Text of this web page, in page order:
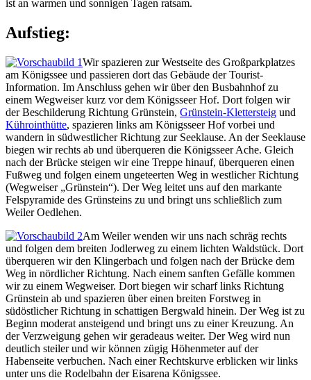
ist an warmen und sonnigen Tagen ratsam.
Aufstieg:
Wir spazieren zur Westseite des Großparkplatzes
am Königssee und passieren dort das Gebäude der Tourist-
Information. Im Anschluss gehen wir über den Busbahnhof zu
einem Wegweiser kurz vor dem Königsseer Hof. Dort folgen wir
der Beschilderung Richtung Grünstein, Grünstein-Klettersteig und
Kührointhütte, spazieren links am Königsseer Hof vorbei und
wandern in südwestlicher Richtung zur Seeklause. An der Seeklause
biegen wir rechts ab und überqueren die Königsseer Ache. Gleich
nach der Brücke steigen wir eine Treppe hinauf, überqueren einen
Fußweg und folgen einem ungeteerten Weg in westlicher Richtung
(Wegweiser „Grünstein“). Der Weg leitet uns auf den markante
Felspyramide des Grünsteins zu und bringt uns schließlich zum
Weiler Oedlehen.
Am Weiler wenden wir uns nach schräg rechts
und folgen dem breiten Jodlerweg zu einem lichten Waldstück. Dort
überqueren wir den Klingerbach und folgen nach der Brücke dem
Weg in nördlicher Richtung. Nach einem sanften Gefälle kommen
wir zu einem Wegweiser. Dort biegen wir scharf links Richtung
Grünstein ab und spazieren über einen breiten Forstweg in
südöstlicher Richtung in schattigen Bergwald hinein. Der Weg ist zu
Beginn moderat ansteigend und bringt uns zu einer Kreuzung. An
der Verzweigung gehen wir geradeaus weiter. Der Weg wird nun
deutlich steiler und wir können zügig Höhenmeter auf der
Habenseite verbuchen. Nach einer Rechtskurve erblicken wir links
unter uns die Rodelbahn der Eisarena Königssee.